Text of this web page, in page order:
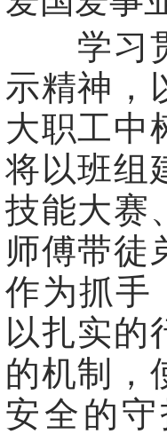
学习贯
示精神，
大职工中
将以班组
技能大赛
师傅带徒
作为抓手
以扎实的
的机制，
安全的